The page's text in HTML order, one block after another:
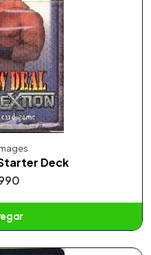
Deck